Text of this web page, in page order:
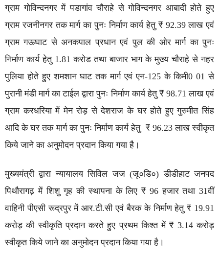
ग्राम गोविन्दनगर में पडागांव चौराहे से गोविन्दनगर आबादी होते हुए
ग्राम रजनीनगर तक मार्ग का पुनः निर्माण कार्य हेतु ₹ 92.39 लाख एवं
ग्राम गऊघाट से अनकपाल प्रधान एवं पुल की ओर मार्ग का पुनः
निर्माण कार्य हेतु 1.81 करोड तथा बाजार भाग के मुख्य चौराहे से नहर
पुलिया होते हुए शमशान घाट तक मार्ग एवं एन-125 के किमी0 01 से
पुरानी मंडी मार्ग का टाईल द्वारा पुनः निर्माण कार्य हेतु ₹ 98.71 लाख एवं
ग्राम करधरिया में मेन रोड़ से देशराज के घर होते हुए गुरुमीत सिंह
आदि के घर तक मार्ग का पुनः निर्माण कार्य हेतु ₹ 96.23 लाख स्वीकृत
किये जाने का अनुमोदन प्रदान किया गया है।
मुख्यमंत्री द्वारा न्यायालय सिविल जज (जू०डि०) डीडीहाट जनपद
पिथौरागढ़ में शिशु गृह की स्थापना के लिए ₹ 96 हजार तथा 31वीं
वाहिनी पीएसी रूद्रपुर में आर.टी.सी एवं बैरक के निर्माण हेतु ₹ 19.91
करोड़ की स्वीकृति प्रदान करते हुए प्रथम किश्त में ₹ 3.14 करोड़
स्वीकृत किये जाने का अनुमोदन प्रदान किया गया है।